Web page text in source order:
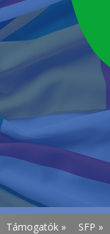
Támogatók » SFP »